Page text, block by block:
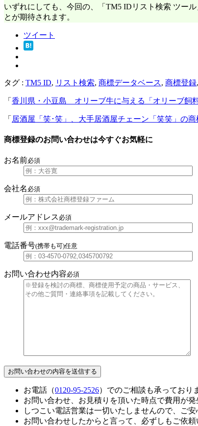
いずれにしても、今回の、「TM5 IDリスト検索 ツー
とが期待されます。
ツイート
タグ : TM5 ID, リスト検索, 商標データベース, 商標登録,
「 香川県・小豆島 オリーブ牛に与える「オリーブ飼
「 居酒屋「笑･笑」、大手居酒屋チェーン「笑笑」の
商標登録のお問い合わせは今すぐお気軽に
お名前必須
会社名 必須
メールアドレス 必須
電話番号(携帯も可)任意
お問い合わせ内容必須
お電話（0120-95-2526）でのご相談も承っており
お問い合わせ、お見積りを頂いた時点で費用が発
しつこい電話営業は一切いたしませんので、ご安
お問い合わせしたからと言って、必ずしもご依頼